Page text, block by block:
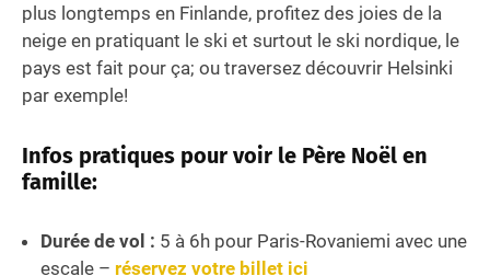
plus longtemps en Finlande, profitez des joies de la
neige en pratiquant le ski et surtout le ski nordique, le
pays est fait pour ça; ou traversez découvrir Helsinki
par exemple!
Infos pratiques pour voir le Père Noël en
famille:
Durée de vol : 5 à 6h pour Paris-Rovaniemi avec une
escale – réservez votre billet ici